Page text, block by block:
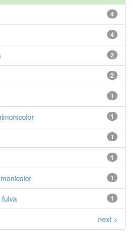
4
4
2
2
1
1
1
1
1
1
fulva
next >